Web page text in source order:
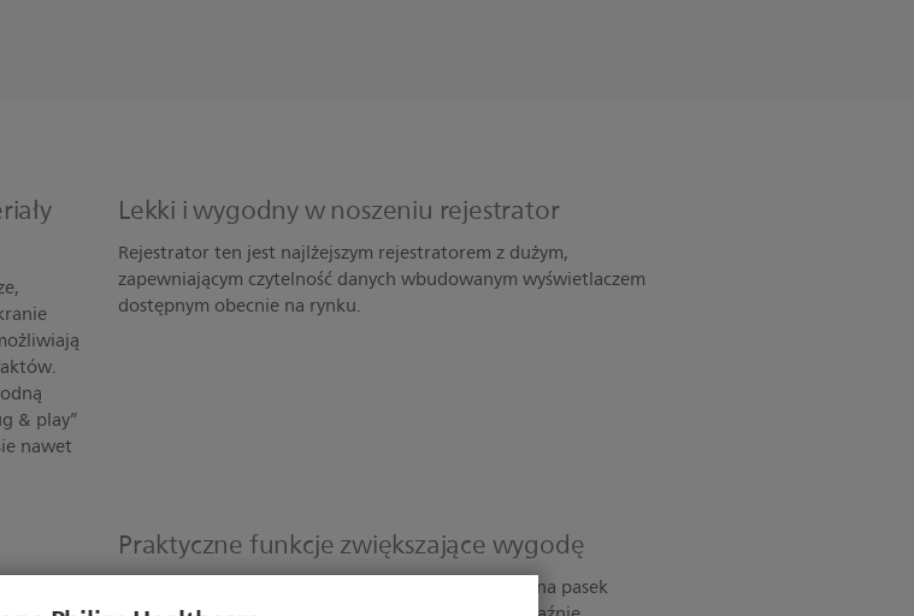
& play”
nawet
Lekki i wygodny w noszeniu rejestrator
Rejestrator ten jest najlżejszym rejestratorem z dużym,
zapewniającym czytelność danych wbudowanym wyświetlaczem
dostępnym obecnie na rynku.
Praktyczne funkcje zwiększające wygodę
Ergonomiczny kształt obudowy i obrotowy zaczep na pasek